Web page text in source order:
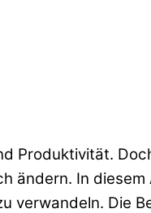
Produktivität.
ändern. In
verwandeln. Die